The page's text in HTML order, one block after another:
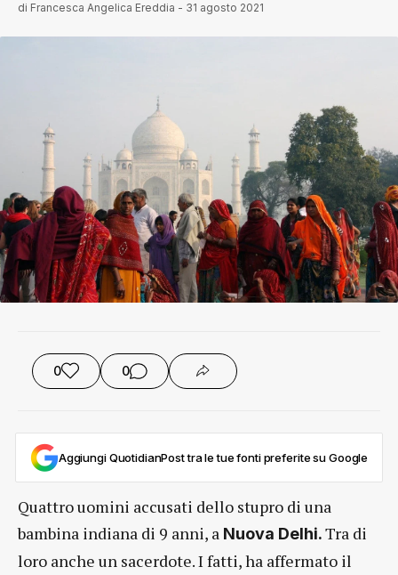
di Francesca Angelica Ereddia - 31 agosto 2021
0 0
Aggiungi QuotidianPost tra le tue fonti preferite su Google
Quattro uomini accusati dello stupro di una
bambina indiana di 9 anni, a Nuova Delhi.Tra di
loro anche un sacerdote. I fatti, ha affermato il